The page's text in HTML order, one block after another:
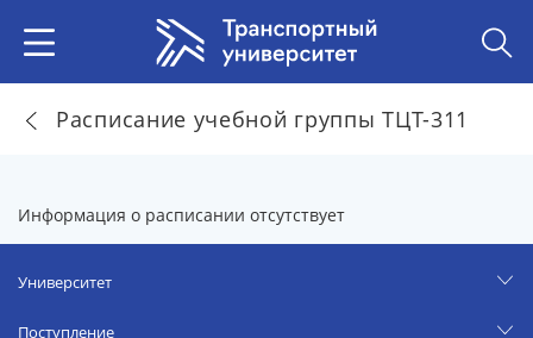
Расписание учебной группы ТЦТ-311
Информация о расписании отсутствует
Университет
Поступление